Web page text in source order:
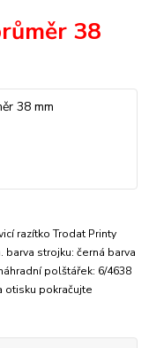
38
razítko Trodat Printy
strojku: černá barva
polštářek: 6/4638
otisku pokračujte